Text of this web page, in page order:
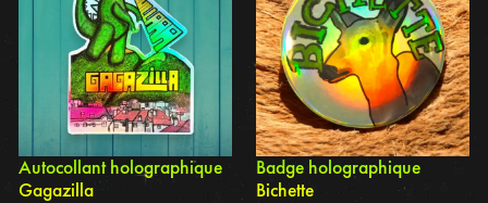
Autocollant holographique
Gagazilla
Badge holographique
Bichette